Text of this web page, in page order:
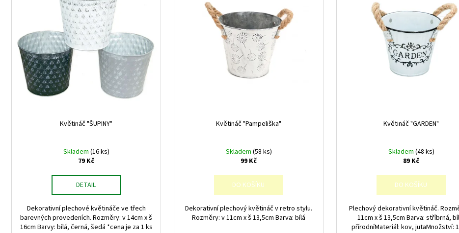
Květináč "ŠUPINY"
Skladem (16 ks)
79 Kč
DETAIL
Dekorativní plechové květináče ve třech
barevných provedeních. Rozměry: v 14cm x š
16cm Barvy: bílá, černá, šedá *cena je za 1 ks
Květináč "Pampeliška"
Skladem (58 ks)
99 Kč
DO KOŠÍKU
Dekorativní plechový květináč v retro stylu.
Rozměry: v 11cm x š 13,5cm Barva: bílá
Květináč "GARDEN"
Skladem (48 ks)
89 Kč
DO KOŠÍKU
Plechový dekorativní květináč.
11cm x š 13,5cm Barva: stříbrná,
přírodníMateriál: kov, jutaMnožství: